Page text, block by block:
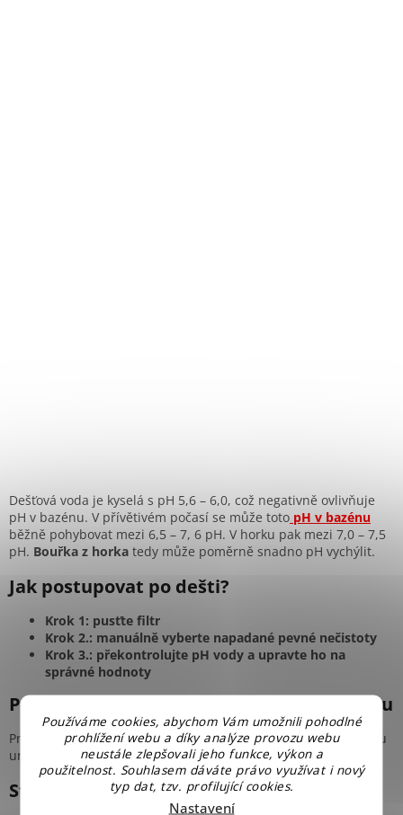
Používáme cookies, abychom Vám umožnili pohodlné
prohlížení webu a díky analýze provozu webu
neustále zlepšovali jeho funkce, výkon a
použitelnost. Souhlasem dáváte právo využívat i nový
typ dat, tzv. profilující cookies.
Nastavení
Dešťová voda je kyselá s pH 5,6 – 6,0, což negativně ovlivňuje
pH v bazénu. V přívětivém počasí se může toto pH v bazénu
běžně pohybovat mezi 6,5 – 7, 6 pH. V horku pak mezi 7,0 – 7,5
pH. Bouřka z horka tedy může poměrně snadno pH vychýlit.
Jak postupovat po dešti?
Krok 1: pusťte filtr
Krok 2.: manuálně vyberte napadané pevné nečistoty
Krok 3.: překontrolujte pH vody a upravte ho na
správné hodnoty
Problémem je i doplňování vody do bazénu
Problémové může být také doplňování vody do bazénu. Jsou tu
určité sklony různých typů vod, o kterých je dobré vědět:
Studniční voda má sklony k růstu řas